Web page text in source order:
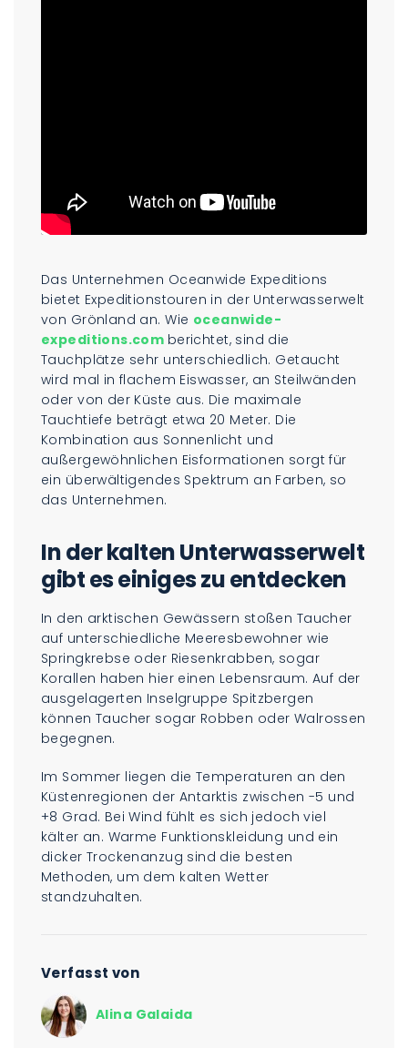
Das Unternehmen Oceanwide Expeditions
bietet Expeditionstouren in der Unterwasserwelt
von Grönland an. Wie oceanwide-
expeditions.com berichtet, sind die
Tauchplätze sehr unterschiedlich. Getaucht
wird mal in flachem Eiswasser, an Steilwänden
oder von der Küste aus. Die maximale
Tauchtiefe beträgt etwa 20 Meter. Die
Kombination aus Sonnenlicht und
außergewöhnlichen Eisformationen sorgt für
ein überwältigendes Spektrum an Farben, so
das Unternehmen.
In der kalten Unterwasserwelt
gibt es einiges zu entdecken
In den arktischen Gewässern stoßen Taucher
auf unterschiedliche Meeresbewohner wie
Springkrebse oder Riesenkrabben, sogar
Korallen haben hier einen Lebensraum. Auf der
ausgelagerten Inselgruppe Spitzbergen
können Taucher sogar Robben oder Walrossen
begegnen.
Im Sommer liegen die Temperaturen an den
Küstenregionen der Antarktis zwischen -5 und
+8 Grad. Bei Wind fühlt es sich jedoch viel
kälter an. Warme Funktionskleidung und ein
dicker Trockenanzug sind die besten
Methoden, um dem kalten Wetter
standzuhalten.
Verfasst von
Alina Galaida